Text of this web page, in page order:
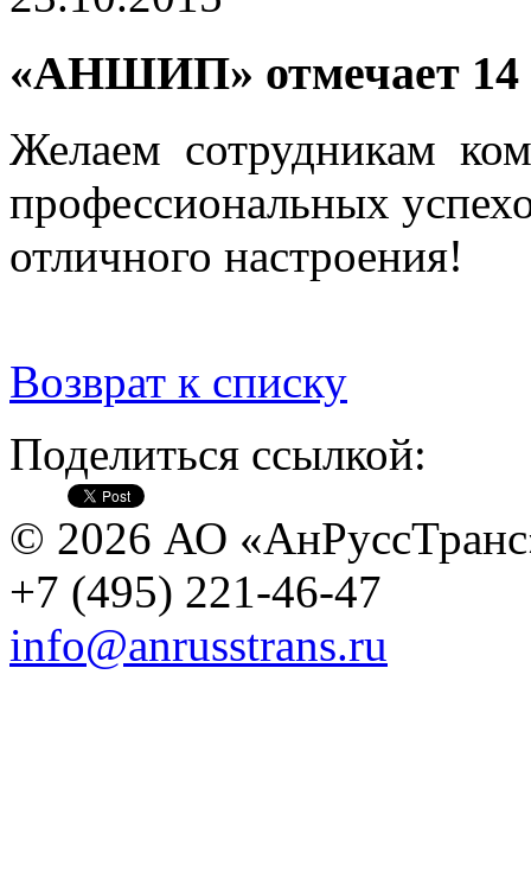
«АНШИП» отмечает 14
Желаем сотрудникам
профессиональных
отличного настроения!
Возврат к списку
Поделиться ссылкой:
© 2026 АО
+7 (495) 221-46-47
info@anrusstrans.ru